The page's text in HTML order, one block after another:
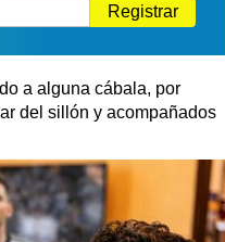
Registrar
a alguna cábala, por
del sillón y acompañados